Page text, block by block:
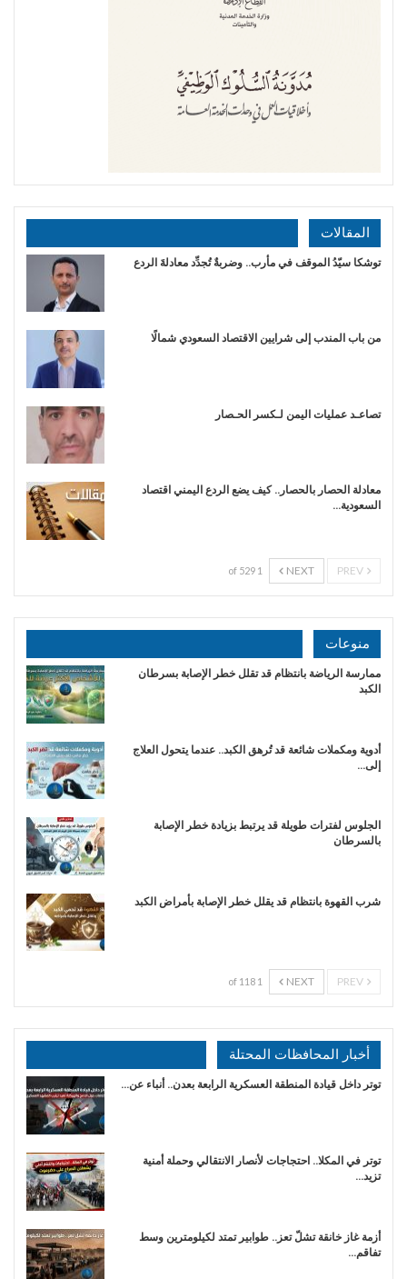
المقالات
توشكا سيّدُ الموقف في مأرب.. وضربةٌ تُجدِّد معادلةَ الردع
من باب المندب إلى شرايين الاقتصاد السعودي شمالًا
تصاعـد عمليات اليمن لـكسر الحـصار
معادلة الحصار بالحصار.. كيف يضع الردع اليمني اقتصاد
السعودية…
NEXT
1 of 529
منوعات
ممارسة الرياضة بانتظام قد تقلل خطر الإصابة بسرطان
الكبد
أدوية ومكملات شائعة قد تُرهق الكبد.. عندما يتحول العلاج
إلى…
الجلوس لفترات طويلة قد يرتبط بزيادة خطر الإصابة
بالسرطان
شرب القهوة بانتظام قد يقلل خطر الإصابة بأمراض الكبد
NEXT
1 of 118
أخبار المحافظات المحتلة
توتر داخل قيادة المنطقة العسكرية الرابعة بعدن.. أنباء عن…
توتر في المكلا.. احتجاجات لأنصار الانتقالي وحملة أمنية
تزيد…
أزمة غاز خانقة تشلّ تعز.. طوابير تمتد لكيلومترين وسط
تفاقم…